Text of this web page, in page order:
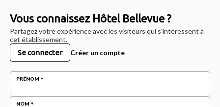
Vous connaissez Hôtel Bellevue ?
Partagez votre expérience avec les visiteurs qui s'intéressent à
cet établissement.
Se connecter
Créer un compte
PRÉNOM
NOM